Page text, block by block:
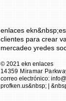
enlaces ekn
clientes para crear
mercadeo yredes
© 2021 ekn enlaces
14359 Miramar
correo electrónico:
profken.us&nbsp; |